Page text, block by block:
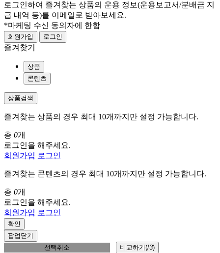
로그인하여 즐겨찾는 상품의 운용 정보(운용보고서/분배금 지
급 내역 등)를 이메일로 받아보세요.
*마케팅 수신 동의자에 한함
회원가입 로그인
즐겨찾기
상품
콘텐츠
상품검색
즐겨찾는 상품의 경우 최대 10개까지만 설정 가능합니다.
총 0개
로그인을 해주세요.
회원가입 로그인
즐겨찾는 콘텐츠의 경우 최대 10개까지만 설정 가능합니다.
총 0개
로그인을 해주세요.
회원가입 로그인
확인
팝업닫기
선택취소
비교하기(/3)